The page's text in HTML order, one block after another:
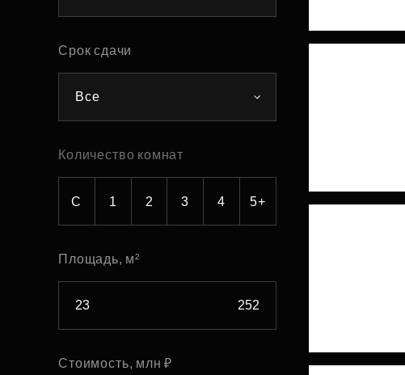
Рефинансирование
Срок сдачи
Все
Количество комнат
С 1 2 3 4 5+
Площадь, м²
Стоимость, млн ₽